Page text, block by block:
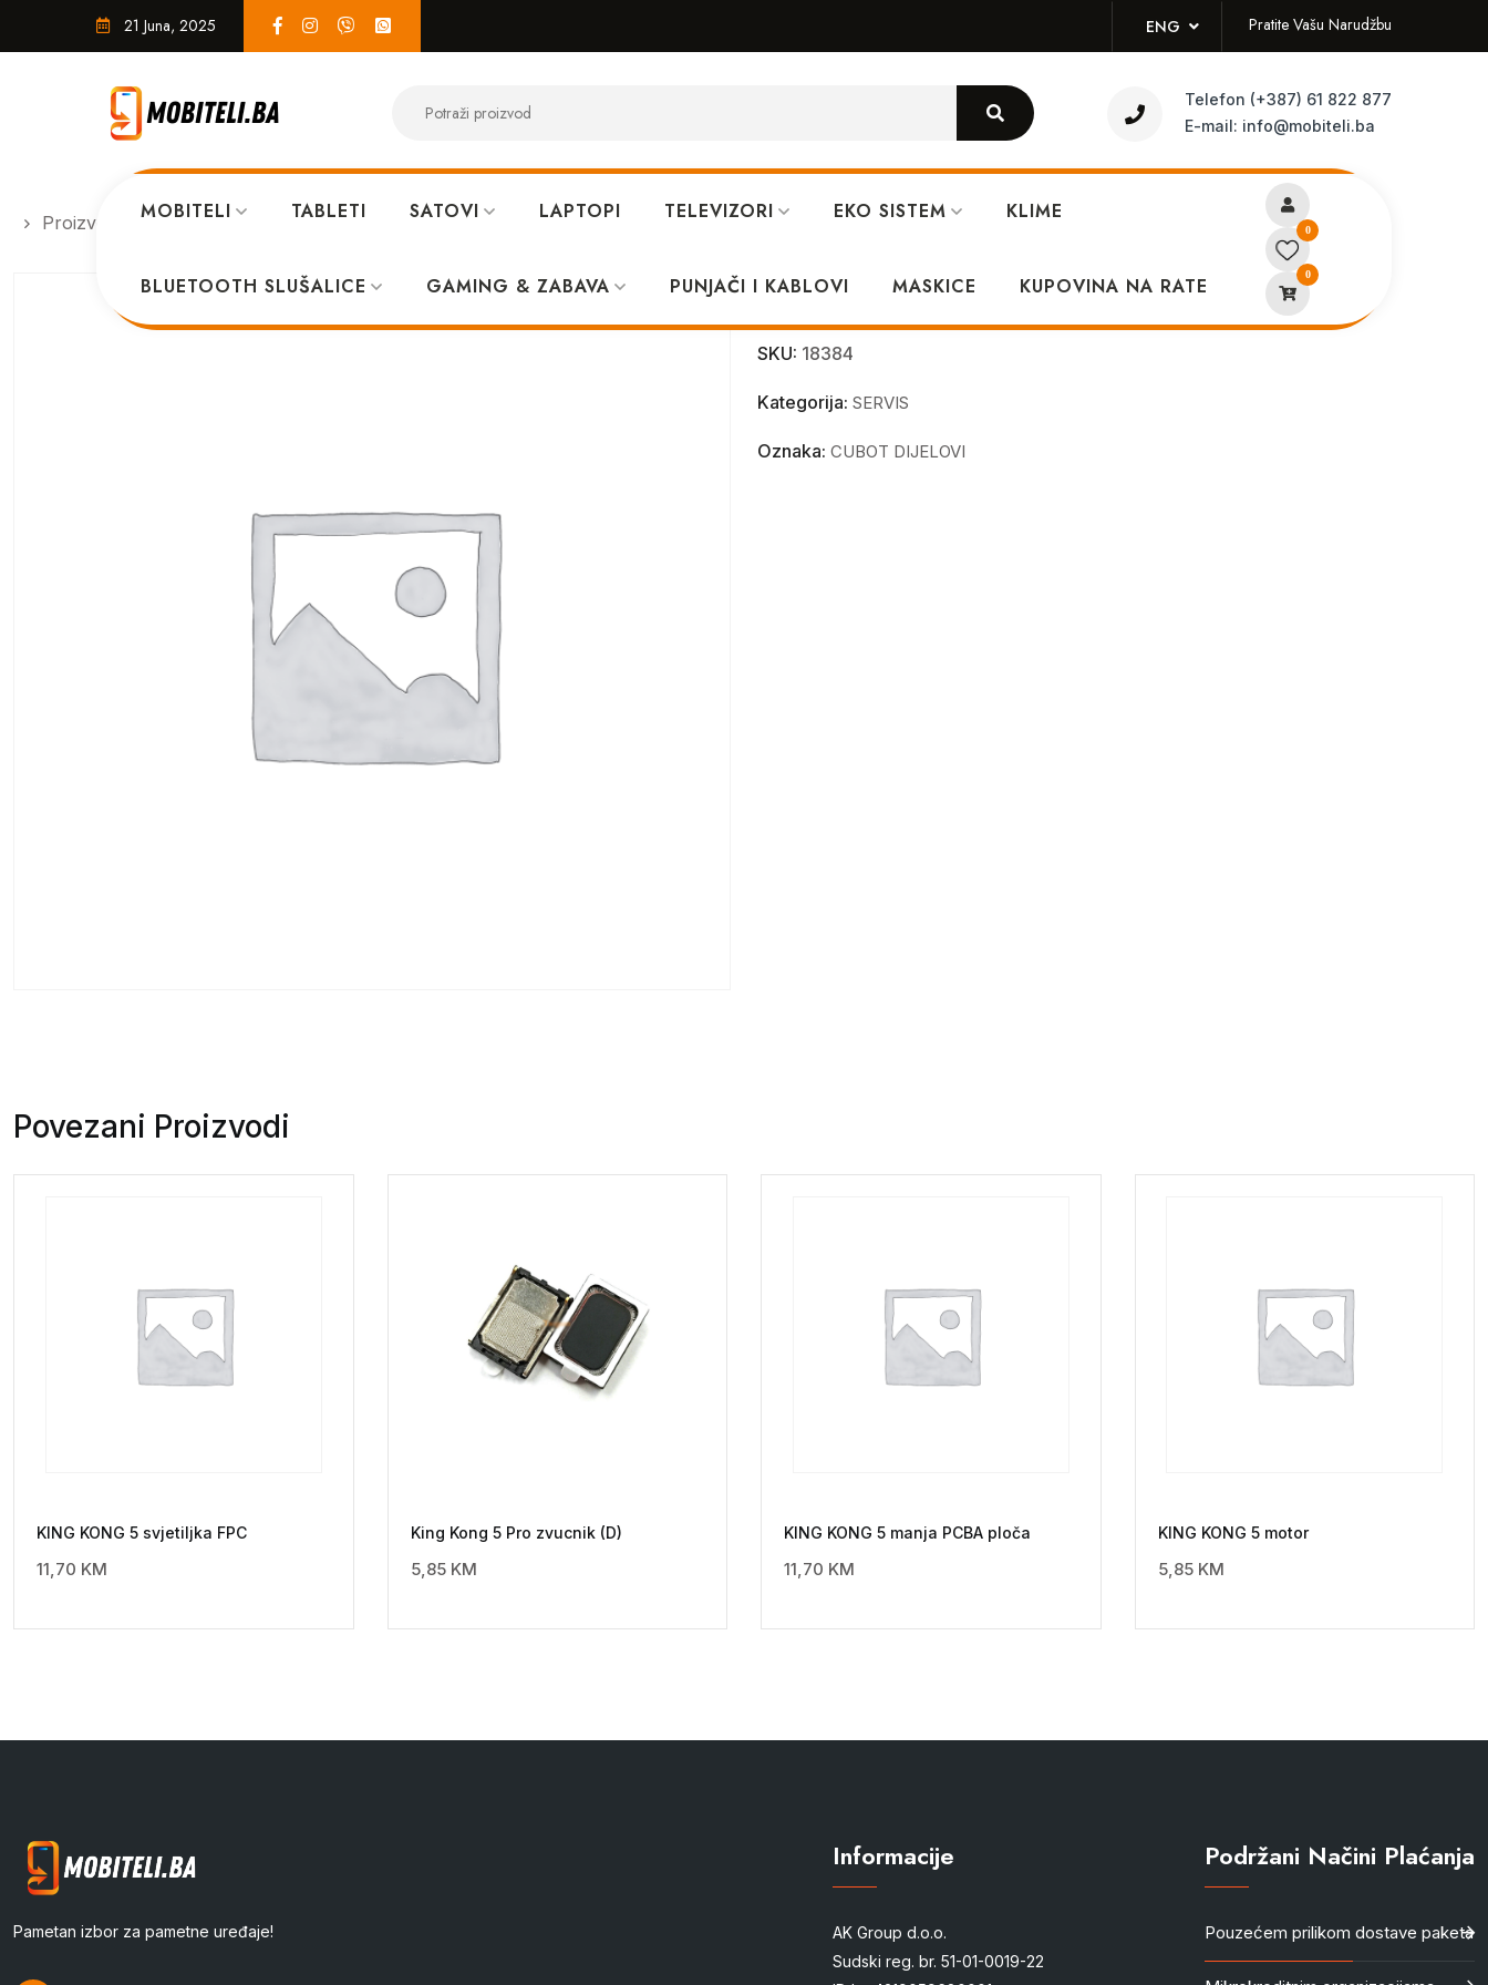
21 Juna, 2025 ENG Pratite Vašu Narudžbu
Telefon (+387) 61 822 877
E-mail: info@mobiteli.ba
MOBITELI TABLETI SATOVI LAPTOPI TELEVIZORI EKO SISTEM KLIME
BLUETOOTH SLUŠALICE GAMING & ZABAVA PUNJAČI I KABLOVI MASKICE KUPOVINA NA RATE
0
0
Proizvodi SERVIS KINGKONG TAB TP + LCD
KINGKONG TAB TP + LCD
SKU: 18384
Kategorija: SERVIS
Oznaka: CUBOT DIJELOVI
Povezani Proizvodi
KING KONG 5 svjetiljka FPC
11,70 KM
King Kong 5 Pro zvucnik (D)
5,85 KM
KING KONG 5 manja PCBA ploča
11,70 KM
KING KONG 5 motor
5,85 KM
Pametan izbor za pametne uređaje!
Informacije
AK Group d.o.o.
Sudski reg. br. 51-01-0019-22
Podržani Načini Plaćanja
Pouzećem prilikom dostave paketa